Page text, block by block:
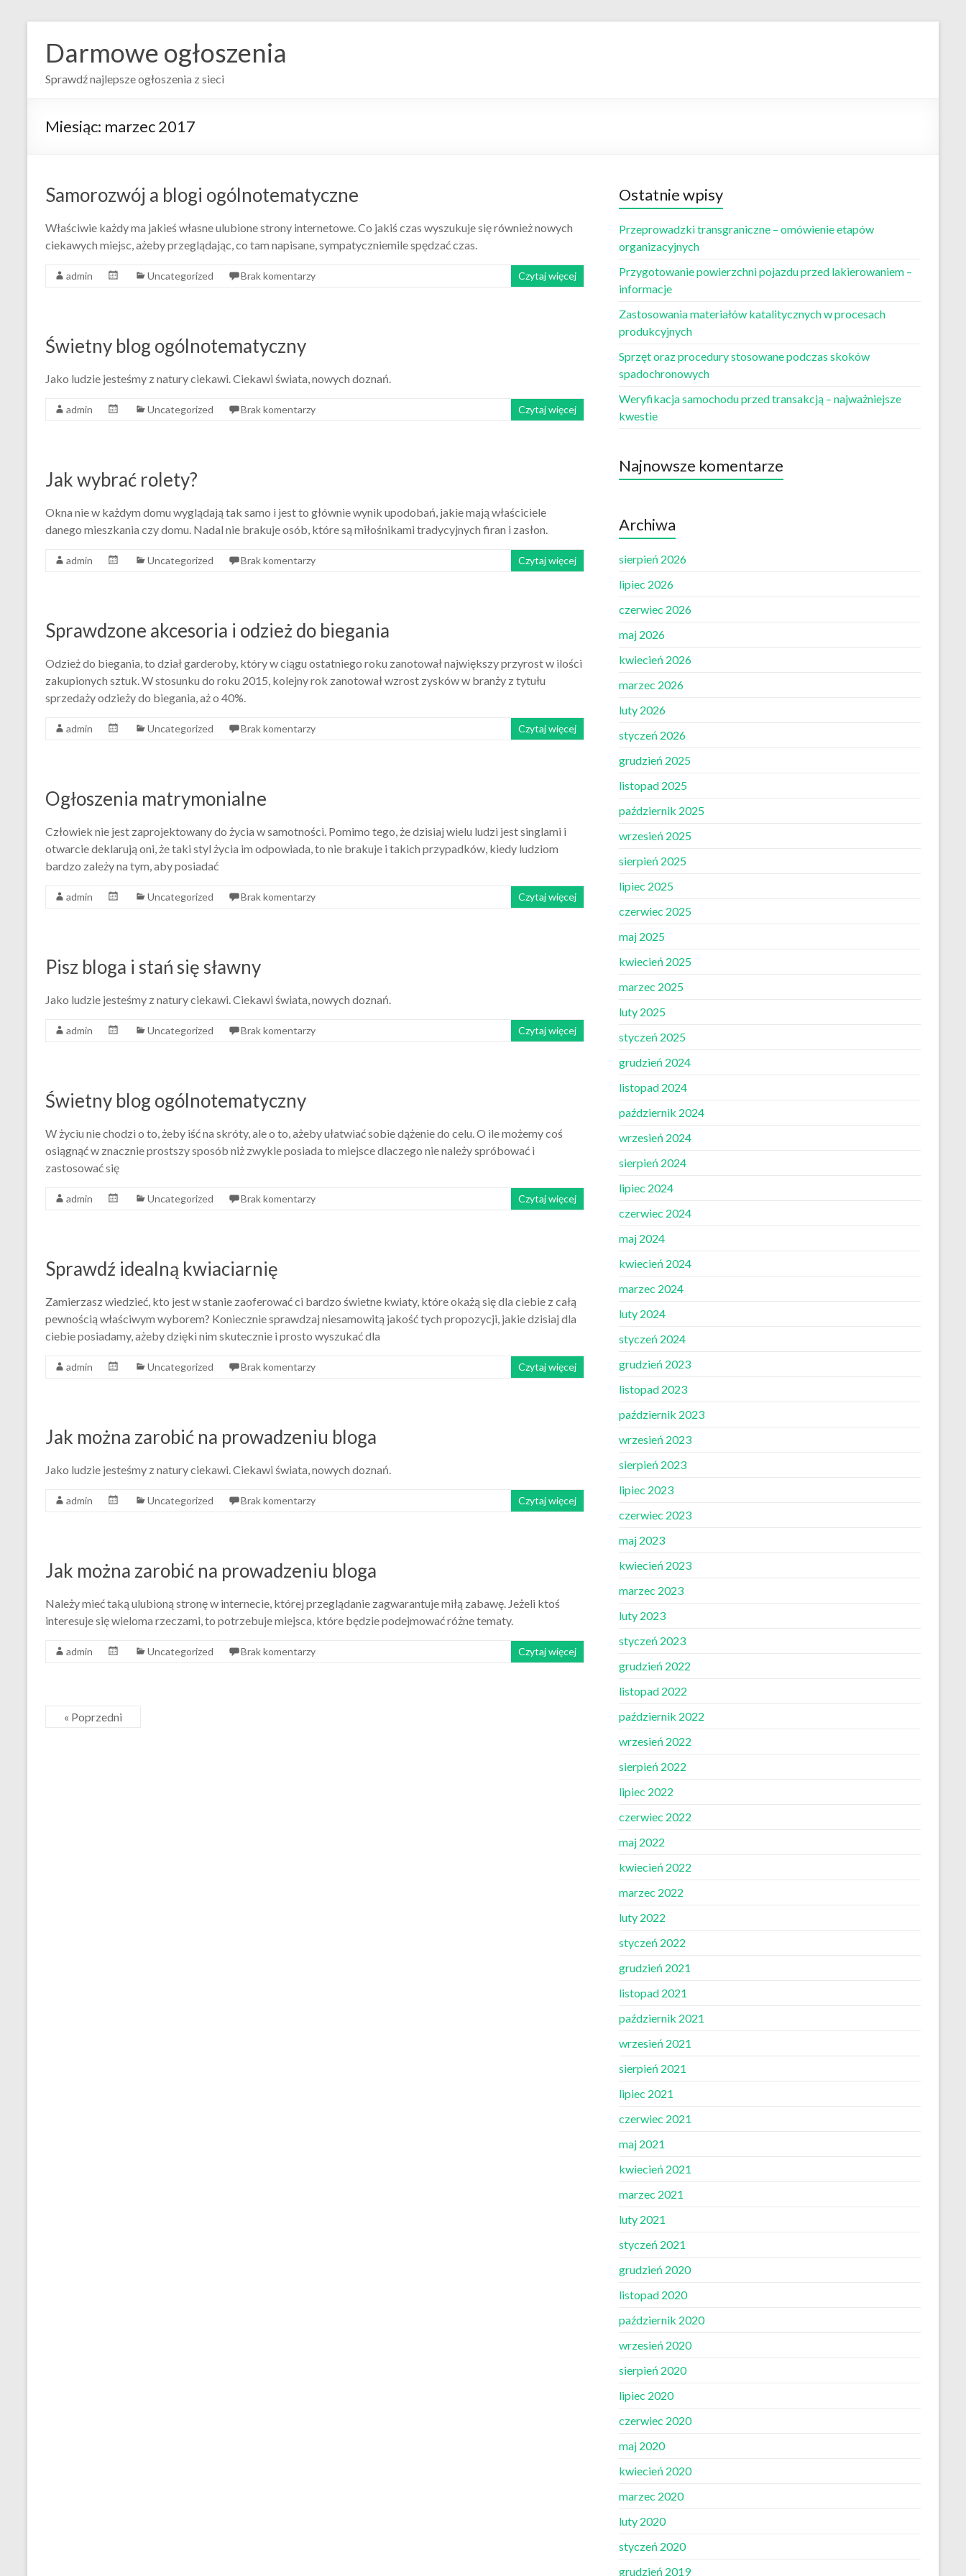
Darmowe ogłoszenia
Sprawdź najlepsze ogłoszenia z sieci
Miesiąc: marzec 2017
Samorozwój a blogi ogólnotematyczne
Właściwie każdy ma jakieś własne ulubione strony internetowe. Co jakiś czas wyszukuje się również nowych
ciekawych miejsc, ażeby przeglądając, co tam napisane, sympatyczniemile spędzać czas.
admin Uncategorized Brak komentarzy Czytaj więcej
Świetny blog ogólnotematyczny
Jako ludzie jesteśmy z natury ciekawi. Ciekawi świata, nowych doznań.
admin Uncategorized Brak komentarzy Czytaj więcej
Jak wybrać rolety?
Okna nie w każdym domu wyglądają tak samo i jest to głównie wynik upodobań, jakie mają właściciele
danego mieszkania czy domu. Nadal nie brakuje osób, które są miłośnikami tradycyjnych firan i zasłon.
admin Uncategorized Brak komentarzy Czytaj więcej
Sprawdzone akcesoria i odzież do biegania
Odzież do biegania, to dział garderoby, który w ciągu ostatniego roku zanotował największy przyrost w ilości
zakupionych sztuk. W stosunku do roku 2015, kolejny rok zanotował wzrost zysków w branży z tytułu
sprzedaży odzieży do biegania, aż o 40%.
admin Uncategorized Brak komentarzy Czytaj więcej
Ogłoszenia matrymonialne
Człowiek nie jest zaprojektowany do życia w samotności. Pomimo tego, że dzisiaj wielu ludzi jest singlami i
otwarcie deklarują oni, że taki styl życia im odpowiada, to nie brakuje i takich przypadków, kiedy ludziom
bardzo zależy na tym, aby posiadać
admin Uncategorized Brak komentarzy Czytaj więcej
Pisz bloga i stań się sławny
Jako ludzie jesteśmy z natury ciekawi. Ciekawi świata, nowych doznań.
admin Uncategorized Brak komentarzy Czytaj więcej
Świetny blog ogólnotematyczny
W życiu nie chodzi o to, żeby iść na skróty, ale o to, ażeby ułatwiać sobie dążenie do celu. O ile możemy coś
osiągnąć w znacznie prostszy sposób niż zwykle posiada to miejsce dlaczego nie należy spróbować i
zastosować się
admin Uncategorized Brak komentarzy Czytaj więcej
Sprawdź idealną kwiaciarnię
Zamierzasz wiedzieć, kto jest w stanie zaoferować ci bardzo świetne kwiaty, które okażą się dla ciebie z całą
pewnością właściwym wyborem? Koniecznie sprawdzaj niesamowitą jakość tych propozycji, jakie dzisiaj dla
ciebie posiadamy, ażeby dzięki nim skutecznie i prosto wyszukać dla
admin Uncategorized Brak komentarzy Czytaj więcej
Jak można zarobić na prowadzeniu bloga
Jako ludzie jesteśmy z natury ciekawi. Ciekawi świata, nowych doznań.
admin Uncategorized Brak komentarzy Czytaj więcej
Jak można zarobić na prowadzeniu bloga
Należy mieć taką ulubioną stronę w internecie, której przeglądanie zagwarantuje miłą zabawę. Jeżeli ktoś
interesuje się wieloma rzeczami, to potrzebuje miejsca, które będzie podejmować różne tematy.
admin Uncategorized Brak komentarzy Czytaj więcej
« Poprzedni
Ostatnie wpisy
Przeprowadzki transgraniczne – omówienie etapów
organizacyjnych
Przygotowanie powierzchni pojazdu przed lakierowaniem –
informacje
Zastosowania materiałów katalitycznych w procesach
produkcyjnych
Sprzęt oraz procedury stosowane podczas skoków
spadochronowych
Weryfikacja samochodu przed transakcją – najważniejsze
kwestie
Najnowsze komentarze
Archiwa
sierpień 2026
lipiec 2026
czerwiec 2026
maj 2026
kwiecień 2026
marzec 2026
luty 2026
styczeń 2026
grudzień 2025
listopad 2025
październik 2025
wrzesień 2025
sierpień 2025
lipiec 2025
czerwiec 2025
maj 2025
kwiecień 2025
marzec 2025
luty 2025
styczeń 2025
grudzień 2024
listopad 2024
październik 2024
wrzesień 2024
sierpień 2024
lipiec 2024
czerwiec 2024
maj 2024
kwiecień 2024
marzec 2024
luty 2024
styczeń 2024
grudzień 2023
listopad 2023
październik 2023
wrzesień 2023
sierpień 2023
lipiec 2023
czerwiec 2023
maj 2023
kwiecień 2023
marzec 2023
luty 2023
styczeń 2023
grudzień 2022
listopad 2022
październik 2022
wrzesień 2022
sierpień 2022
lipiec 2022
czerwiec 2022
maj 2022
kwiecień 2022
marzec 2022
luty 2022
styczeń 2022
grudzień 2021
listopad 2021
październik 2021
wrzesień 2021
sierpień 2021
lipiec 2021
czerwiec 2021
maj 2021
kwiecień 2021
marzec 2021
luty 2021
styczeń 2021
grudzień 2020
listopad 2020
październik 2020
wrzesień 2020
sierpień 2020
lipiec 2020
czerwiec 2020
maj 2020
kwiecień 2020
marzec 2020
luty 2020
styczeń 2020
grudzień 2019